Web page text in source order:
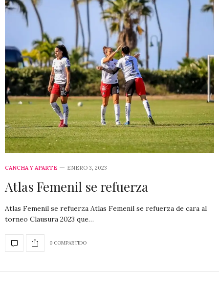
CANCHA Y APARTE ENERO 3, 2023
Atlas Femenil se refuerza
Atlas Femenil se refuerza Atlas Femenil se refuerza de cara al
torneo Clausura 2023 que…
0 COMPARTIDO